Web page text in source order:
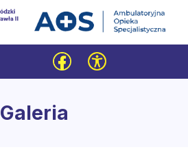
Galeria